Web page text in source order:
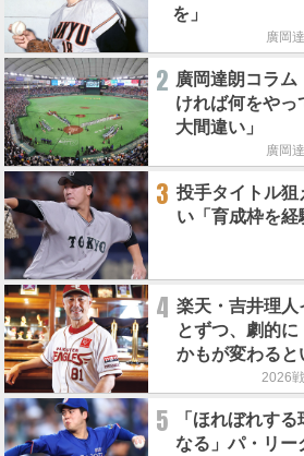
を」
廣岡
2 廣岡達朗コラム
ければ何をやっ
大間違い」
廣岡
3 投手タイトル
い「育成枠を
4 楽天・吉井理
とずつ、劇的
かもが変わると
って良くない
2026
5
「ほれぼれす
なる」パ・リー